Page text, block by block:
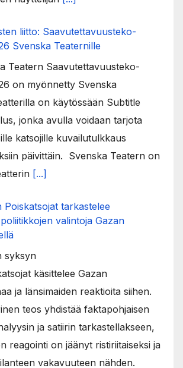
liitto: Saavutettavuusteko-
Svenska Teaternille
Teatern Saavutettavuusteko-
on myönnetty Svenska
on käytössään Subtitle
jonka avulla voidaan tarjota
katsojille kuvailutulkkaus
päivittäin. Svenska Teatern on
[...]
Poiskatsojat tarkastelee
valintoja Gazan
syksyn
käsittelee Gazan
ja länsimaiden reaktioita siihen.
teos yhdistää faktapohjaisen
ja satiirin tarkastellakseen,
reagointi on jäänyt ristiriitaiseksi ja
vakavuuteen nähden.